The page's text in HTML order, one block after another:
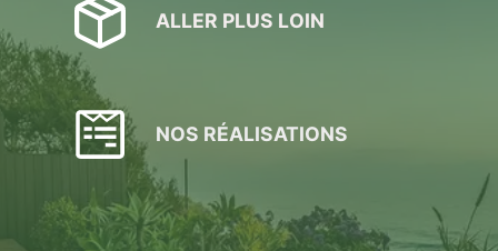
ALLER PLUS LOIN
NOS RÉALISATIONS